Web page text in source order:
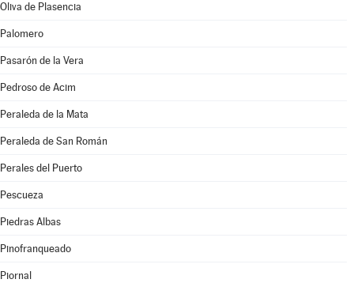
Oliva de Plasencia
Palomero
Pasarón de la Vera
Pedroso de Acim
Peraleda de la Mata
Peraleda de San Román
Perales del Puerto
Pescueza
Piedras Albas
Pinofranqueado
Piornal